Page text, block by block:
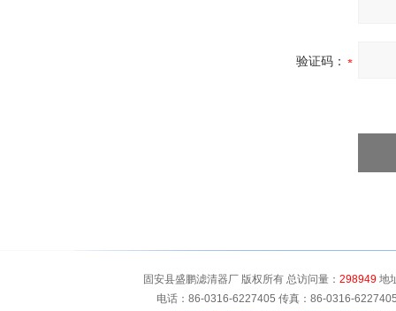
验证码：
固安县盛鹏滤清器厂 版权所有 总访问量： 298949地
电话：86-0316-6227405 传真：86-0316-